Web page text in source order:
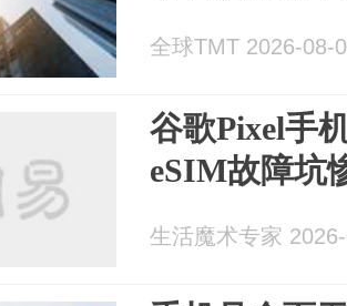
全球TMT 2026-08-
谷歌Pixel手
eSIM故障坑
生活魔术专家